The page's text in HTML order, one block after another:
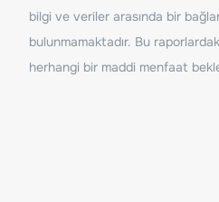
bilgi ve veriler arasında bir
bulunmamaktadır. Bu
herhangi bir maddi menfaat